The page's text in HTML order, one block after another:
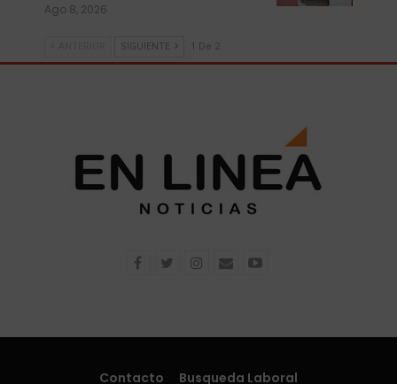
Ago 8, 2026
SIGUIENTE 1 De 2
Contacto
Busqueda Laboral